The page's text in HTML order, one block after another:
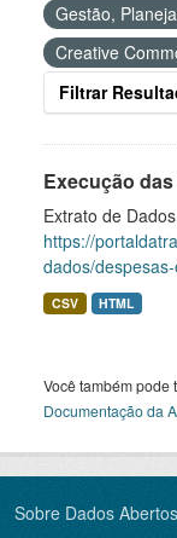
Gestão,
Creative
Filtrar
Execução
Extrato de
https://
dados/
CSV HTML
Você também pode
Documentação da
Sobre Dados